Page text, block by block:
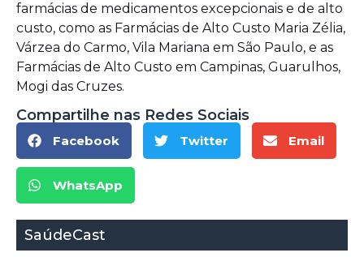
farmácias de medicamentos excepcionais e de alto
custo, como as Farmácias de Alto Custo Maria Zélia,
Várzea do Carmo, Vila Mariana em São Paulo, e as
Farmácias de Alto Custo em Campinas, Guarulhos,
Mogi das Cruzes.
Compartilhe nas Redes Sociais
Facebook Twitter Email
WhatsApp
SaúdeCast